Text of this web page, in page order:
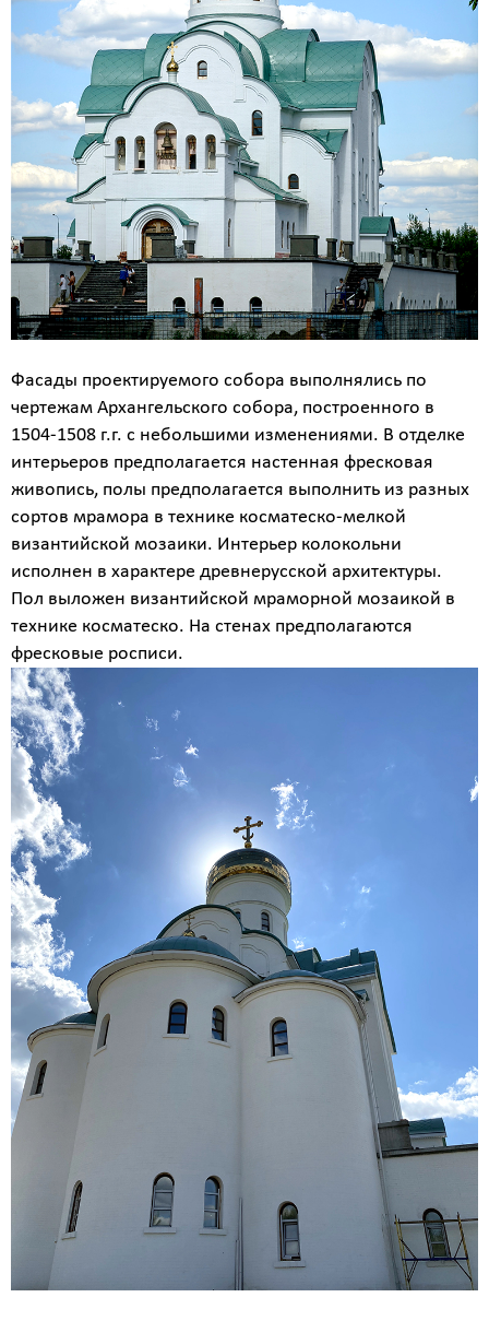
Фасады проектируемого собора выполнялись по
чертежам Архангельского собора, построенного в
1504-1508 г.г. с небольшими изменениями. В отделке
интерьеров предполагается настенная фресковая
живопись, полы предполагается выполнить из разных
сортов мрамора в технике косматеско-мелкой
византийской мозаики. Интерьер колокольни
исполнен в характере древнерусской архитектуры.
Пол выложен византийской мраморной мозаикой в
технике косматеско. На стенах предполагаются
фресковые росписи.